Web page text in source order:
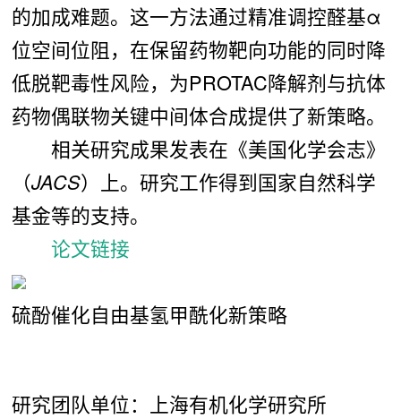
的加成难题。这一方法通过精准调控醛基α
位空间位阻，在保留药物靶向功能的同时降
低脱靶毒性风险，为PROTAC降解剂与抗体
药物偶联物关键中间体合成提供了新策略。
相关研究成果发表在《美国化学会志》
（JACS）上。研究工作得到国家自然科学
基金等的支持。
论文链接
硫酚催化自由基氢甲酰化新策略
研究团队单位：上海有机化学研究所